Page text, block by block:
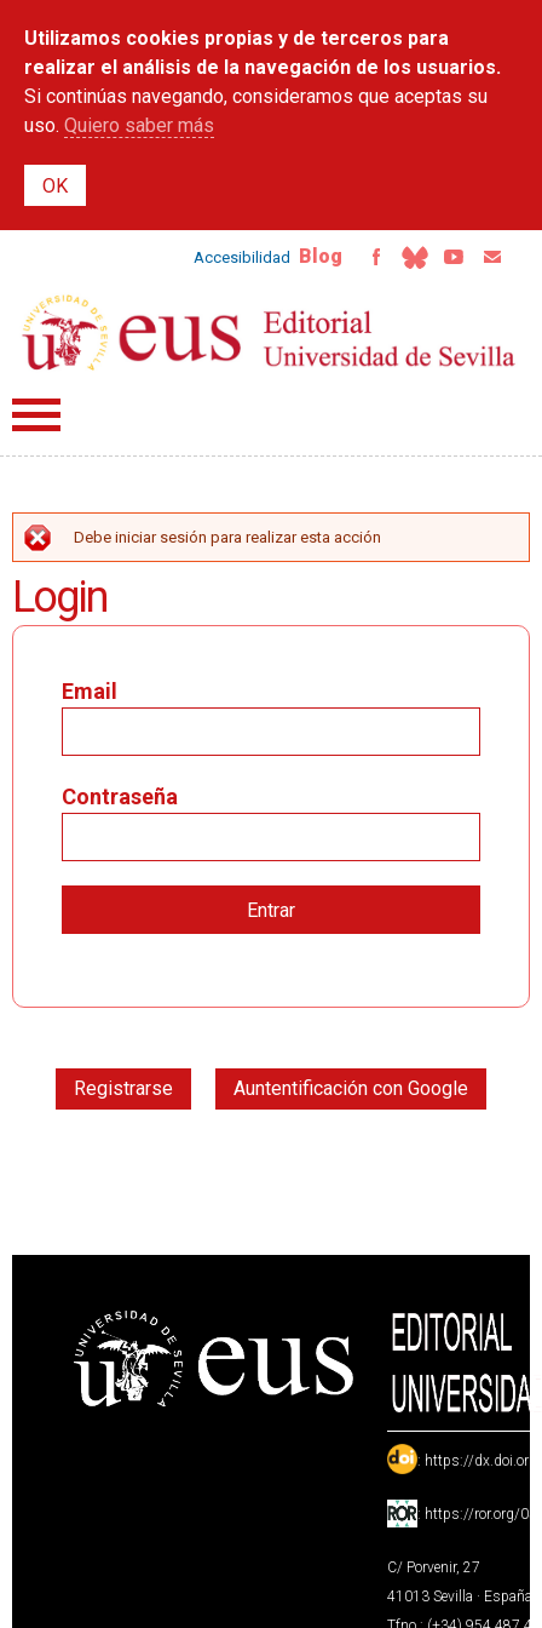
contenido
principal
Utilizamos cookies propias y de terceros para
realizar el análisis de la navegación de los usuarios.
Si continúas navegando, consideramos que aceptas su
uso. Quiero saber más
Accesibilidad Blog
MENSAJE DE ERROR
Debe iniciar sesión para realizar esta acción
Login
Email
Contraseña
Registrarse Auntentificación con Google
: https://
: https://ror.org/
C/ Porvenir, 27
41013 Sevilla · España